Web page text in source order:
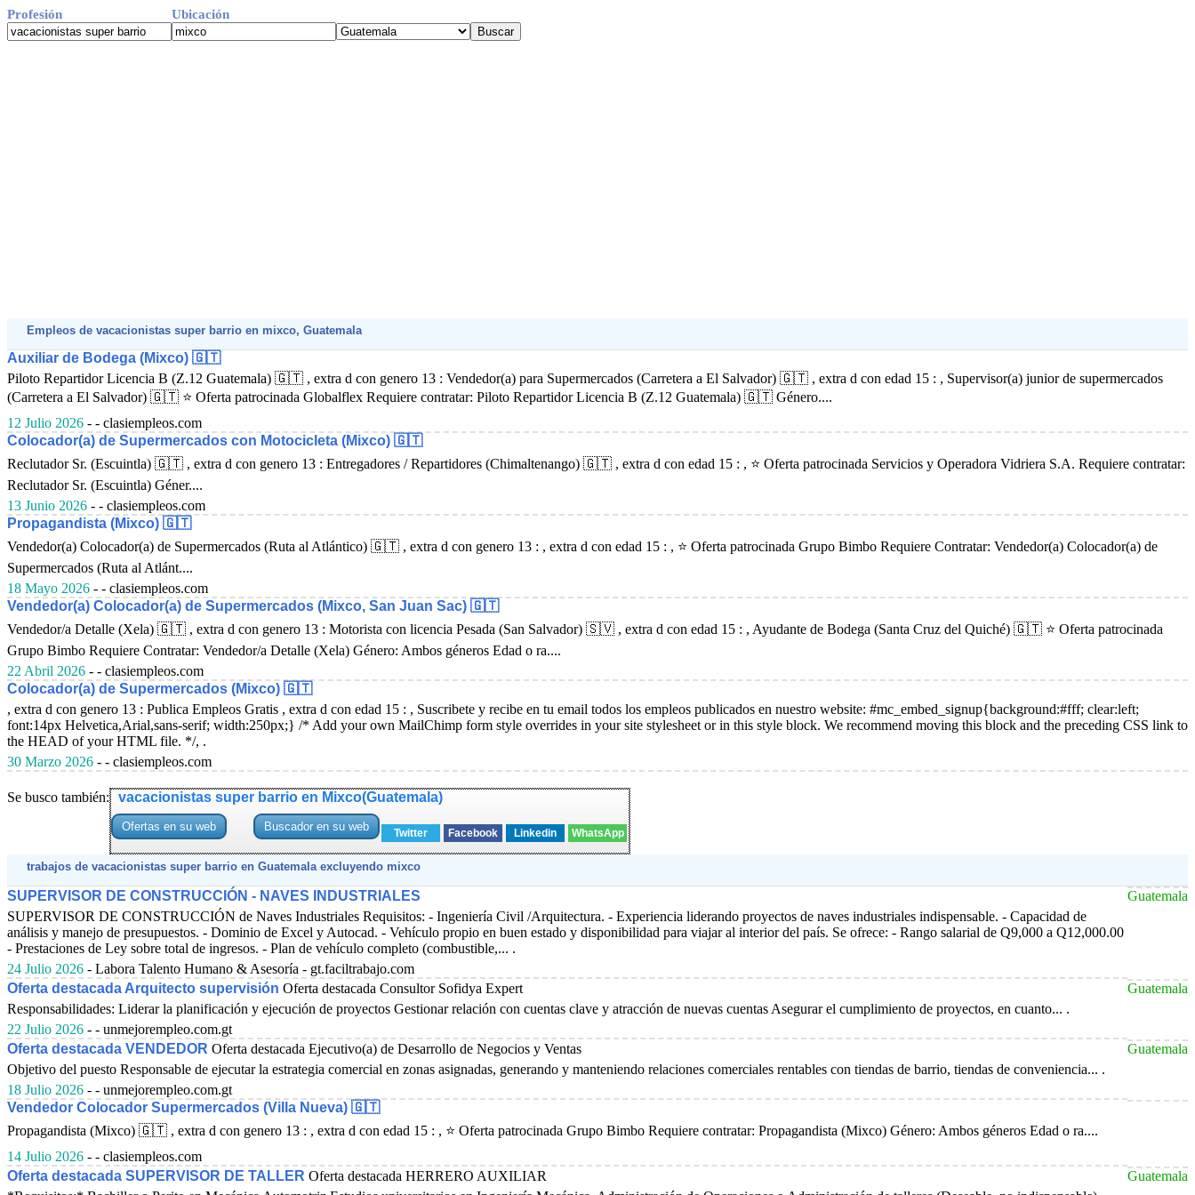
Profesión Ubicación
Empleos de vacacionistas super barrio en mixco, Guatemala
Auxiliar de Bodega (Mixco) 🇬🇹
Piloto Repartidor Licencia B (Z.12 Guatemala) 🇬🇹 , extra d con genero 13 : Vendedor(a) para Supermercados (Carretera a El Salvador) 🇬🇹 , extra d con edad 15 : , Supervisor(a) junior de supermercados
(Carretera a El Salvador) 🇬🇹 ⭐ Oferta patrocinada Globalflex Requiere contratar: Piloto Repartidor Licencia B (Z.12 Guatemala) 🇬🇹 Género....
12 Julio 2026 - - clasiempleos.com
Colocador(a) de Supermercados con Motocicleta (Mixco) 🇬🇹
Reclutador Sr. (Escuintla) 🇬🇹 , extra d con genero 13 : Entregadores / Repartidores (Chimaltenango) 🇬🇹 , extra d con edad 15 : , ⭐ Oferta patrocinada Servicios y Operadora Vidriera S.A. Requiere contratar:
Reclutador Sr. (Escuintla) Géner....
13 Junio 2026 - - clasiempleos.com
Propagandista (Mixco) 🇬🇹
Vendedor(a) Colocador(a) de Supermercados (Ruta al Atlántico) 🇬🇹 , extra d con genero 13 : , extra d con edad 15 : , ⭐ Oferta patrocinada Grupo Bimbo Requiere Contratar: Vendedor(a) Colocador(a) de
Supermercados (Ruta al Atlánt....
18 Mayo 2026 - - clasiempleos.com
Vendedor(a) Colocador(a) de Supermercados (Mixco, San Juan Sac) 🇬🇹
Vendedor/a Detalle (Xela) 🇬🇹 , extra d con genero 13 : Motorista con licencia Pesada (San Salvador) 🇸🇻 , extra d con edad 15 : , Ayudante de Bodega (Santa Cruz del Quiché) 🇬🇹 ⭐ Oferta patrocinada
Grupo Bimbo Requiere Contratar: Vendedor/a Detalle (Xela) Género: Ambos géneros Edad o ra....
22 Abril 2026 - - clasiempleos.com
Colocador(a) de Supermercados (Mixco) 🇬🇹
, extra d con genero 13 : Publica Empleos Gratis , extra d con edad 15 : , Suscribete y recibe en tu email todos los empleos publicados en nuestro website: #mc_embed_signup{background:#fff; clear:left;
font:14px Helvetica,Arial,sans-serif; width:250px;} /* Add your own MailChimp form style overrides in your site stylesheet or in this style block. We recommend moving this block and the preceding CSS link to
the HEAD of your HTML file. */, .
30 Marzo 2026 - - clasiempleos.com
Se busco también: vacacionistas super barrio en Mixco(Guatemala)
Twitter Facebook Linkedin WhatsApp
trabajos de vacacionistas super barrio en Guatemala excluyendo mixco
SUPERVISOR DE CONSTRUCCIÓN - NAVES INDUSTRIALES
SUPERVISOR DE CONSTRUCCIÓN de Naves Industriales Requisitos: - Ingeniería Civil /Arquitectura. - Experiencia liderando proyectos de naves industriales indispensable. - Capacidad de
análisis y manejo de presupuestos. - Dominio de Excel y Autocad. - Vehículo propio en buen estado y disponibilidad para viajar al interior del país. Se ofrece: - Rango salarial de Q9,000 a Q12,000.00
- Prestaciones de Ley sobre total de ingresos. - Plan de vehículo completo (combustible,... .
24 Julio 2026 - Labora Talento Humano & Asesoría - gt.faciltrabajo.com
Guatemala
Oferta destacada Arquitecto supervisión Oferta destacada Consultor Sofidya Expert
Responsabilidades: Liderar la planificación y ejecución de proyectos Gestionar relación con cuentas clave y atracción de nuevas cuentas Asegurar el cumplimiento de proyectos, en cuanto... .
22 Julio 2026 - - unmejorempleo.com.gt
Guatemala
Oferta destacada VENDEDOR Oferta destacada Ejecutivo(a) de Desarrollo de Negocios y Ventas
Objetivo del puesto Responsable de ejecutar la estrategia comercial en zonas asignadas, generando y manteniendo relaciones comerciales rentables con tiendas de barrio, tiendas de conveniencia... .
18 Julio 2026 - - unmejorempleo.com.gt
Guatemala
Vendedor Colocador Supermercados (Villa Nueva) 🇬🇹
Propagandista (Mixco) 🇬🇹 , extra d con genero 13 : , extra d con edad 15 : , ⭐ Oferta patrocinada Grupo Bimbo Requiere contratar: Propagandista (Mixco) Género: Ambos géneros Edad o ra....
14 Julio 2026 - - clasiempleos.com
Oferta destacada SUPERVISOR DE TALLER Oferta destacada HERRERO AUXILIAR
Guatemala